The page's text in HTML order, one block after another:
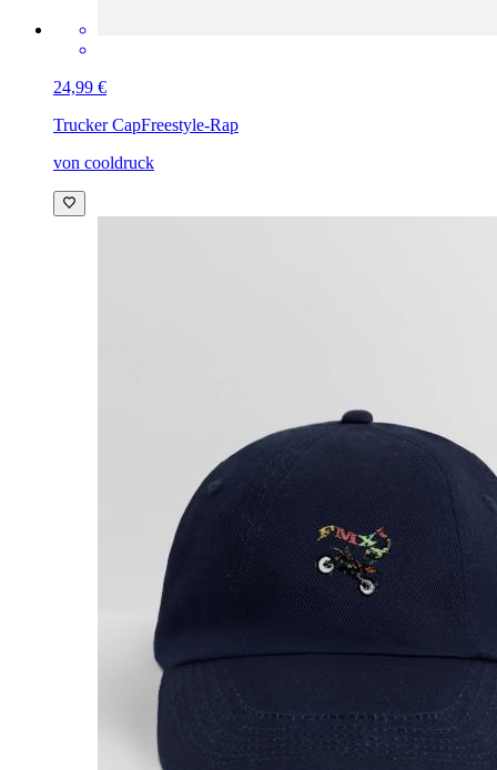
24,99 €
Trucker CapFreestyle-Rap
von cooldruck